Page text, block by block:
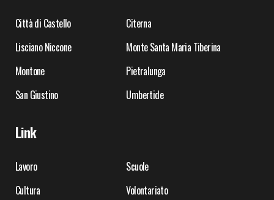
Città di Castello
Citerna
Lisciano Niccone
Monte Santa Maria Tiberina
Montone
Pietralunga
San Giustino
Umbertide
Link
Lavoro
Scuole
Cultura
Volontariato